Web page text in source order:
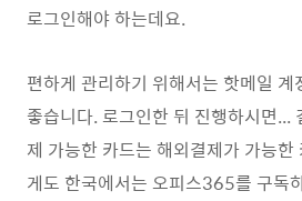
로그인해야 하는데요.
편하게 관리하기 위해서는 핫메일 계
좋습니다. 로그인한 뒤 진행하시면...
제 가능한 카드는 해외결제가 가능한
게도 한국에서는 오피스365를 구독